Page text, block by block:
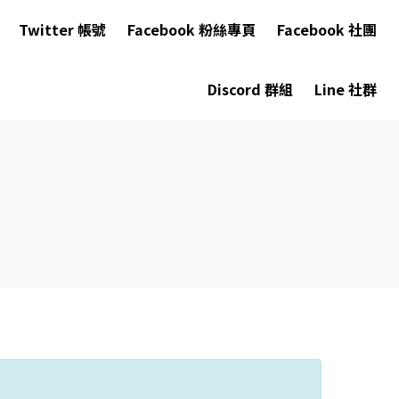
Twitter 帳號 Facebook 粉絲專頁 Facebook 社團
Discord 群組 Line 社群